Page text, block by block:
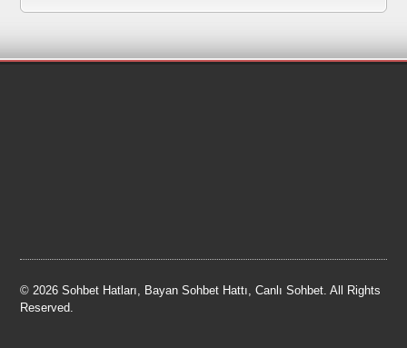
© 2026 Sohbet Hatları, Bayan Sohbet Hattı, Canlı Sohbet. All Rights
Reserved.